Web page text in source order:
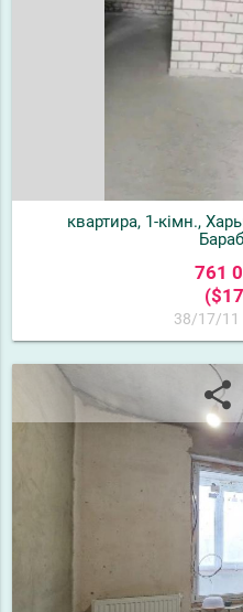
квартира, 1-кімн.,
761
38/17/11
share